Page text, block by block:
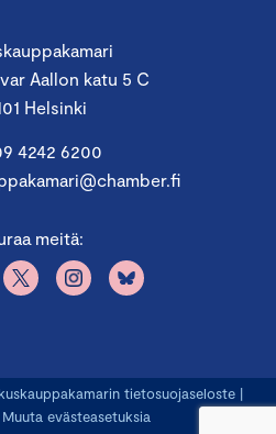
Aallon katu 5 C
Helsinki
4242 6200
meitä:
tietosuojaseloste |
Muuta evästeasetuksia